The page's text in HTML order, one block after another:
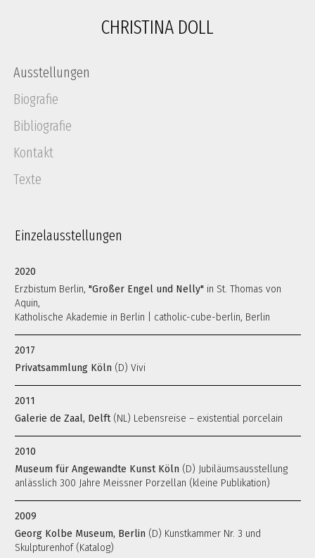
CHRISTINA DOLL
Navigation
überspringen
Ausstellungen
Biografie
Bibliografie
Kontakt
Texte
Einzelausstellungen
2020
Erzbistum Berlin, "Großer Engel und Nelly" in St. Thomas von
Aquin,
Katholische Akademie in Berlin | catholic-cube-berlin, Berlin
2017
Privatsammlung Köln (D) Vivi
2011
Galerie de Zaal, Delft(NL) Lebensreise – existential porcelain
2010
Museum für Angewandte Kunst Köln (D) Jubiläumsausstellung
anlässlich 300 Jahre Meissner Porzellan (kleine Publikation)
2009
Georg Kolbe Museum, Berlin (D) Kunstkammer Nr. 3 und
Skulpturenhof (Katalog)